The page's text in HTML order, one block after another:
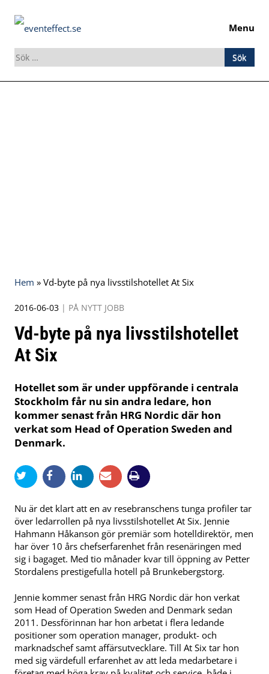
Menu
Sök
efter:
Hem » Vd-byte på nya livsstilshotellet At Six
2016-06-03 | PÅ NYTT JOBB
Vd-byte på nya livsstilshotellet
At Six
Hotellet som är under uppförande i centrala
Stockholm får nu sin andra ledare, hon
kommer senast från HRG Nordic där hon
verkat som Head of Operation Sweden and
Denmark.
Nu är det klart att en av resebranschens tunga profiler tar
över ledarrollen på nya livsstilshotellet At Six. Jennie
Hahmann Håkanson gör premiär som hotelldirektör, men
har över 10 års chefserfarenhet från resenäringen med
sig i bagaget. Med tio månader kvar till öppning av Petter
Stordalens prestigefulla hotell på Brunkebergstorg.
Jennie kommer senast från HRG Nordic där hon verkat
som Head of Operation Sweden and Denmark sedan
2011. Dessförinnan har hon arbetat i flera ledande
positioner som operation manager, produkt- och
marknadschef samt affärsutvecklare. Till At Six tar hon
med sig värdefull erfarenhet av att leda medarbetare i